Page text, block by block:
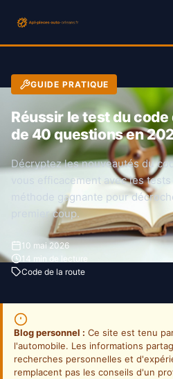
GUIDE PRATIQUE
Réussir le test du
de 40 questions en
Décryptez les nouveautés du
vous efficacement avec les
méthode gagnante pour
premier coup.
10 mai 2026
14 min de lecture
Code de la route
Blog personnel : Ce site est tenu
l'automobile. Les informations
recherches personnelles et
remplacent pas les conseils d'un